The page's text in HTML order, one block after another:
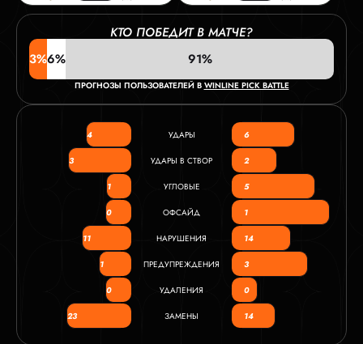
КТО ПОБЕДИТ В МАТЧЕ?
3%6% 91%
ПРОГНОЗЫ ПОЛЬЗОВАТЕЛЕЙ В WINLINE PICK BATTLE
4 УДАРЫ 6
3 УДАРЫ В СТВОР 2
1 УГЛОВЫЕ 5
0 ОФСАЙД 1
11 НАРУШЕНИЯ 14
1 ПРЕДУПРЕЖДЕНИЯ 3
0 УДАЛЕНИЯ 0
23 ЗАМЕНЫ 14